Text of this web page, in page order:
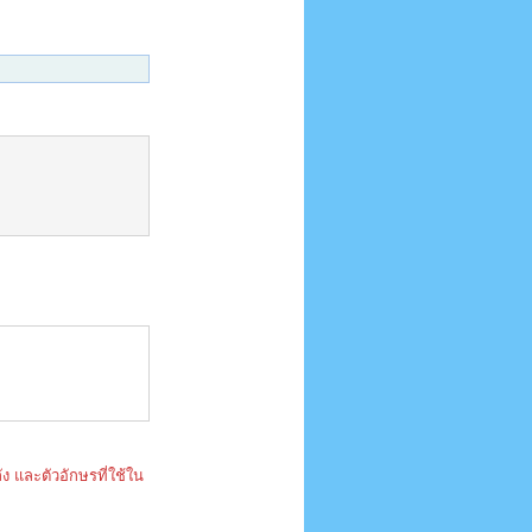
และตัวอักษรที่ใช้ใน